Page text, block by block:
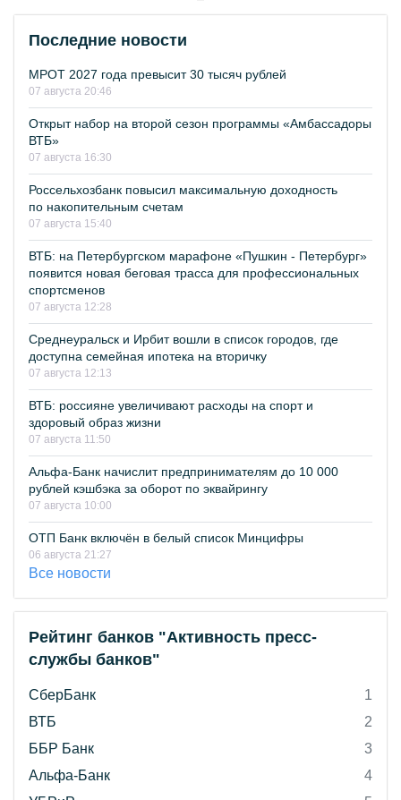
Последние новости
МРОТ 2027 года превысит 30 тысяч рублей
07 августа 20:46
Открыт набор на второй сезон программы «Амбассадоры
ВТБ»
07 августа 16:30
Россельхозбанк повысил максимальную доходность
по накопительным счетам
07 августа 15:40
ВТБ: на Петербургском марафоне «Пушкин - Петербург»
появится новая беговая трасса для профессиональных
спортсменов
07 августа 12:28
Среднеуральск и Ирбит вошли в список городов, где
доступна семейная ипотека на вторичку
07 августа 12:13
ВТБ: россияне увеличивают расходы на спорт и
здоровый образ жизни
07 августа 11:50
Альфа-Банк начислит предпринимателям до 10 000
рублей кэшбэка за оборот по эквайрингу
07 августа 10:00
ОТП Банк включён в белый список Минцифры
06 августа 21:27
Все новости
Рейтинг банков "Активность пресс-
службы банков"
СберБанк
1
ВТБ
2
ББР Банк
3
Альфа-Банк
4